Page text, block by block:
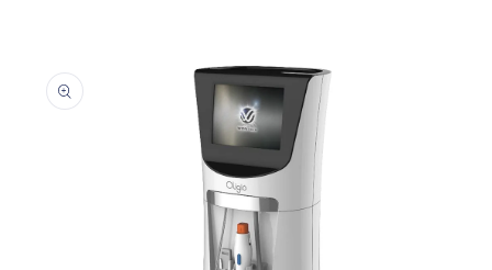
product
information